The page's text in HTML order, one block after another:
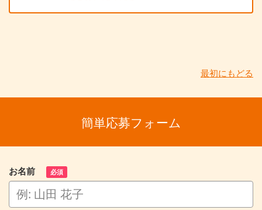
最初にもどる
簡単応募フォーム
お名前 必須